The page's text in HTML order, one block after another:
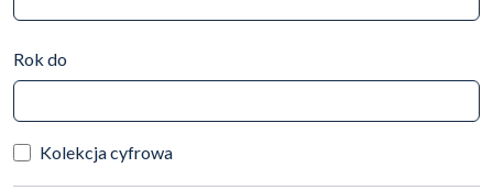
Rok do
Kolekcja cyfrowa